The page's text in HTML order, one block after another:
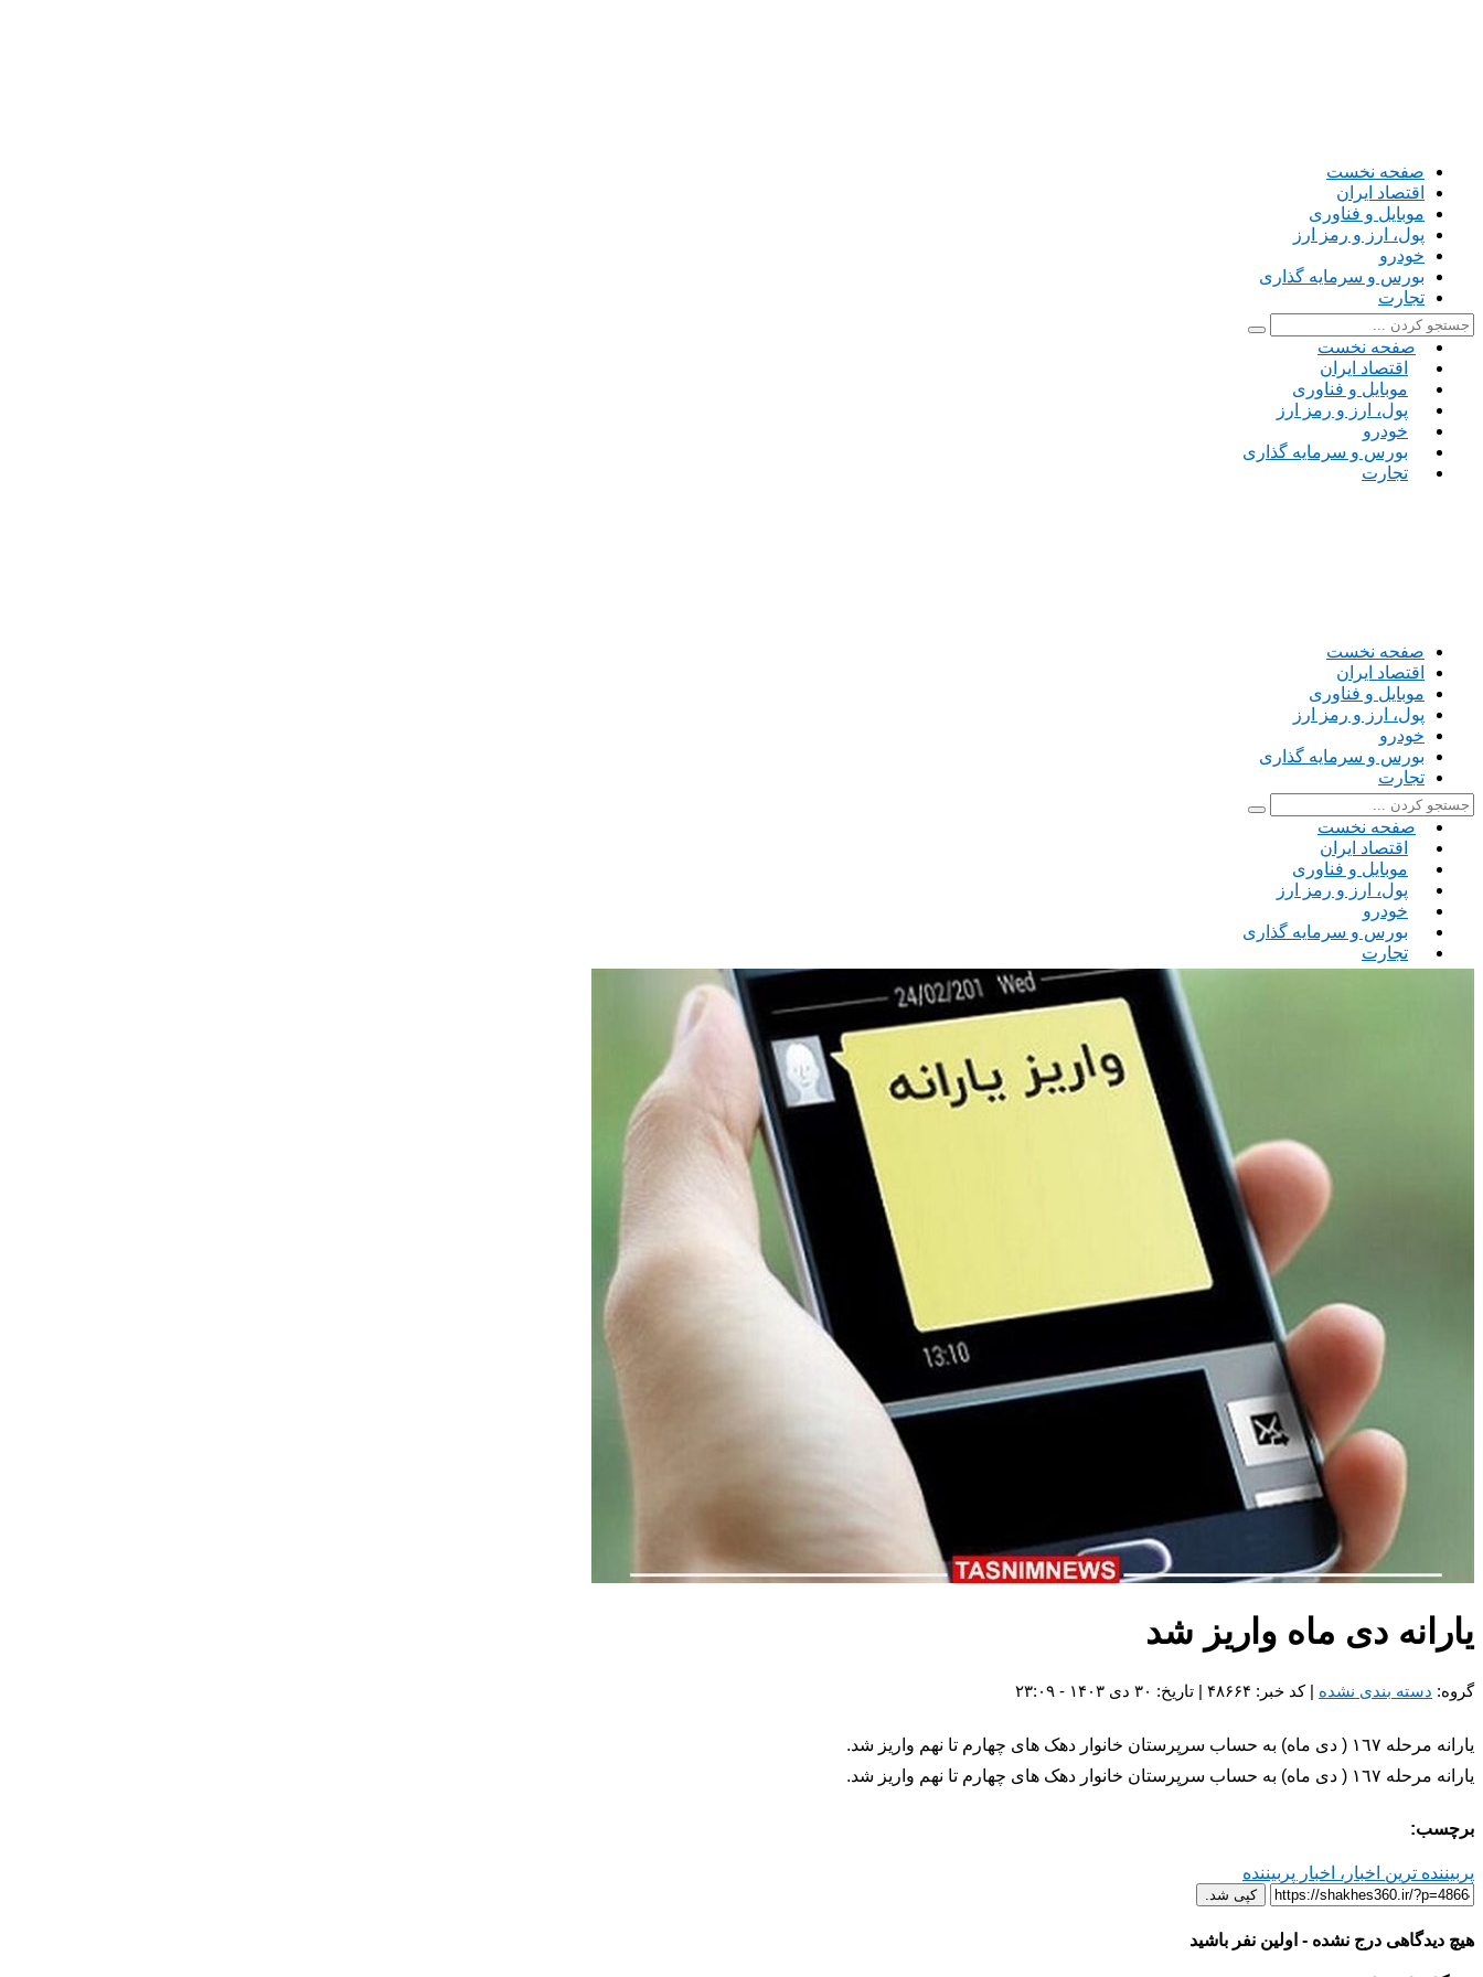
صفحه نخست
اقتصاد ایران
موبایل و فناوری
پول، ارز و رمز ارز
خودرو
بورس و سرمایه گذاری
تجارت
صفحه نخست
اقتصاد ایران
موبایل و فناوری
پول، ارز و رمز ارز
خودرو
بورس و سرمایه گذاری
تجارت
صفحه نخست
اقتصاد ایران
موبایل و فناوری
پول، ارز و رمز ارز
خودرو
بورس و سرمایه گذاری
تجارت
صفحه نخست
اقتصاد ایران
موبایل و فناوری
پول، ارز و رمز ارز
خودرو
بورس و سرمایه گذاری
تجارت
یارانه دی ماه واریز شد
گروه: دسته بندی نشده | کد خبر: ۴۸۶۶۴ | تاریخ: ۳۰ دی ۱۴۰۳ - ۲۳:۰۹
یارانه مرحله ١٦٧ ( دی ماه) به حساب سرپرستان خانوار دهک های چهارم تا نهم واریز شد.
یارانه مرحله ١٦٧ ( دی ماه) به حساب سرپرستان خانوار دهک های چهارم تا نهم واریز شد.
برچسب:
پربیننده ترین اخبار، اخبار پربیننده
کپی شد.
هیچ دیدگاهی درج نشده - اولین نفر باشید